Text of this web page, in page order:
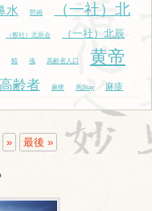
水 黙祷
（一社）北
（般社）北辰会 （一社）北辰
鯖 魂 高齢者人口
黄帝
高齢者 麻痺 馬Stay 麻疹
» 最後 »